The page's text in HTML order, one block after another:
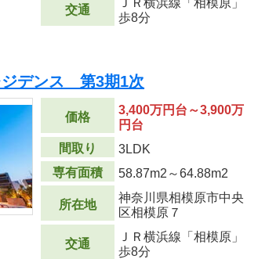
交通
ＪＲ横浜線「相模原」
歩8分
ジデンス 第3期1次
価格
3,400万円台～3,900万
円台
間取り
3LDK
専有面積
58.87m2 ～64.88m2
所在地
神奈川県相模原市中央
区相模原７
交通
ＪＲ横浜線「相模原」
歩8分